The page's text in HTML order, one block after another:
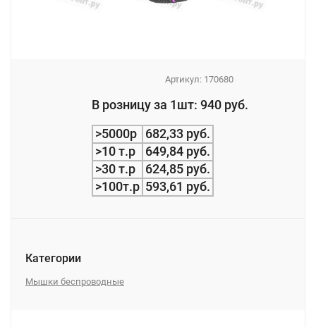
Артикул: 170680
В розницу за 1шт: 940 руб.
>5000р
682,33 руб.
>10 т.р
649,84 руб.
>30 т.р
624,85 руб.
>100т.р 593,61 руб.
Категории
Мышки беспроводные